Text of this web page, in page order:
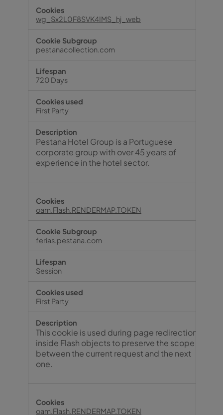
wg_Sx2L0F8SVK4IMS_hj_web
pestanacollection.com
720 Days
First Party
Pestana Hotel Group is a Portuguese
corporate group with over 45 years of
experience in the hotel sector.
oam.Flash.RENDERMAP.TOKEN
ferias.pestana.com
Session
First Party
This cookie is used during page redirection
inside Flash objects to preserve the scope
between the current request and the next
one.
oam.Flash.RENDERMAP.TOKEN